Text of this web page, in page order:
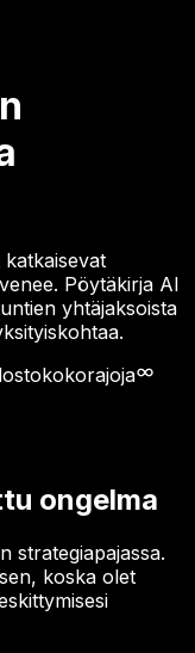
Pöytäkirja AI
yhtäjaksoista
ongelma
strategiapajassa.
koska olet